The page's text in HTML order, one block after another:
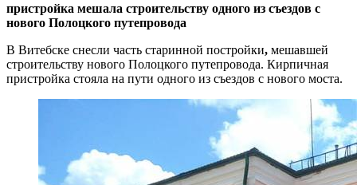
пристройка мешала строительству одного из съездов с
нового Полоцкого путепровода
В Витебске снесли часть старинной постройки, мешавшей
строительству нового Полоцкого путепровода. Кирпичная
пристройка стояла на пути одного из съездов с нового моста.